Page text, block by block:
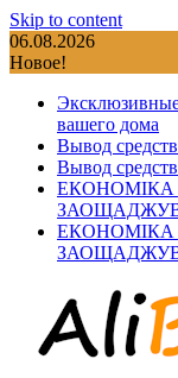
Skip to content
06.08.2026
Новое!
Эксклюзивные
вашего дома
Вывод
Вывод